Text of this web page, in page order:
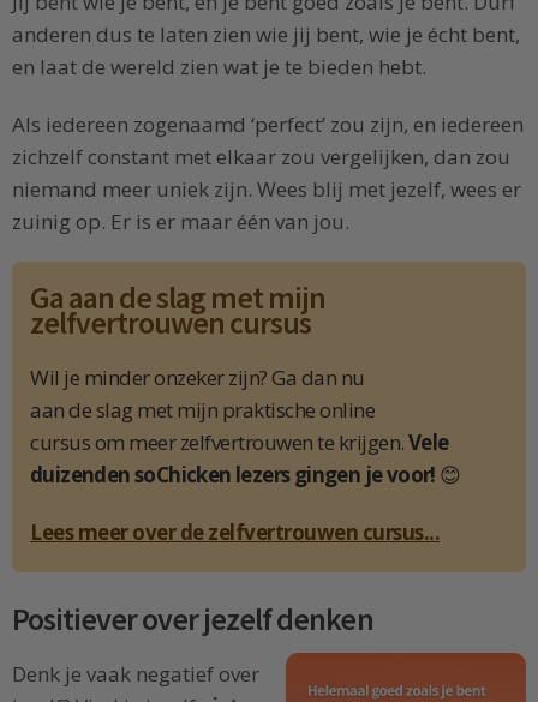
anderen dus te laten zien wie jij bent, wie je écht bent,
en laat de wereld zien wat je te bieden hebt.
Als iedereen zogenaamd ‘perfect’ zou zijn, en iedereen
zichzelf constant met elkaar zou vergelijken, dan zou
niemand meer uniek zijn. Wees blij met jezelf, wees er
zuinig op. Er is er maar één van jou.
Ga aan de slag met mijn
zelfvertrouwen cursus
Wil je minder onzeker zijn? Ga dan nu
aan de slag met mijn praktische online
cursus om meer zelfvertrouwen te krijgen.Vele
duizenden soChicken lezers gingen je voor! 😊
Lees meer over de zelfvertrouwen cursus...
Positiever over jezelf denken
Denk je vaak negatief over